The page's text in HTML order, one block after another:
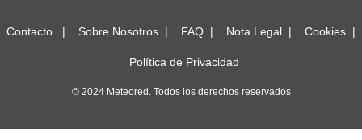
Contacto Sobre Nosotros FAQ Nota Legal Cookies
Política de Privacidad
© 2024 Meteored. Todos los derechos reservados